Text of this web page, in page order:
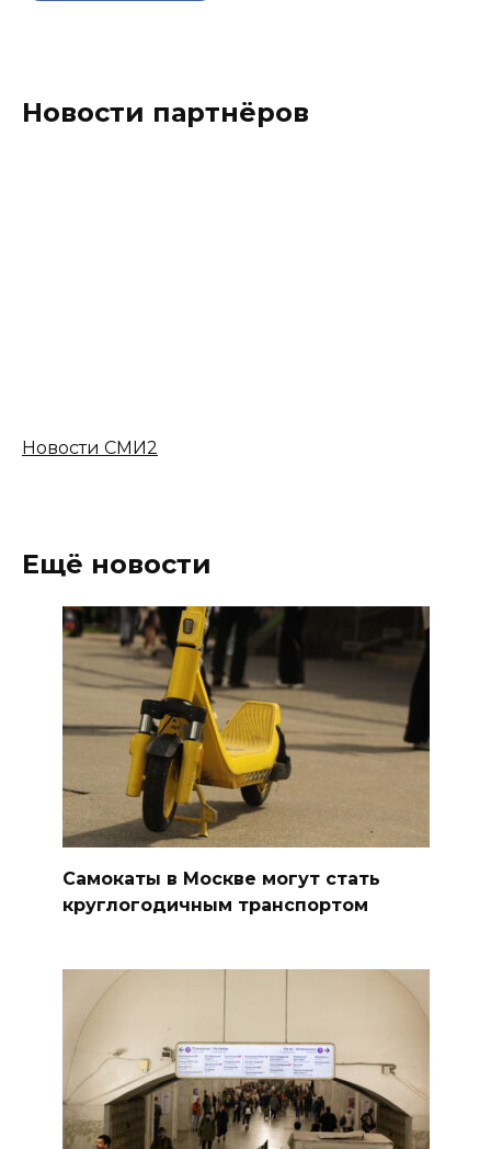
Новости партнёров
Новости СМИ2
Ещё новости
Самокаты в Москве могут стать
круглогодичным транспортом